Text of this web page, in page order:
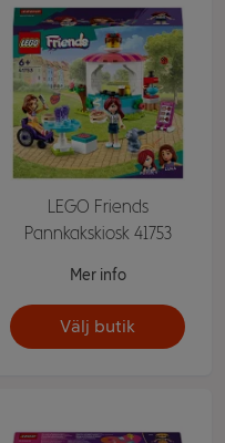
LEGO Friends
Pannkakskiosk 41753
Mer info
Välj butik